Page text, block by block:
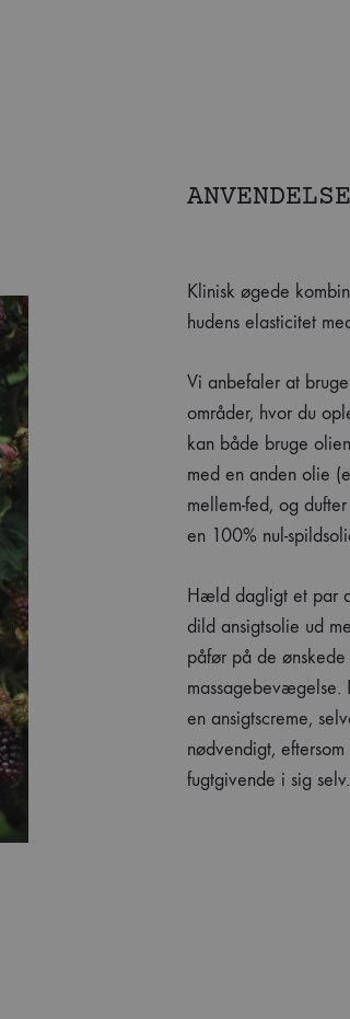
ANVENDELSE
Klinisk øgede
hudens elasticitet
Vi anbefaler at
områder, hvor du
kan både bruge
med en anden olie
mellem-fed, og
en 100% nul-
Hæld dagligt et par
dild ansigtsolie ud
påfør på de
massagebevægelse.
en ansigtscreme,
nødvendigt,
fugtgivende i sig